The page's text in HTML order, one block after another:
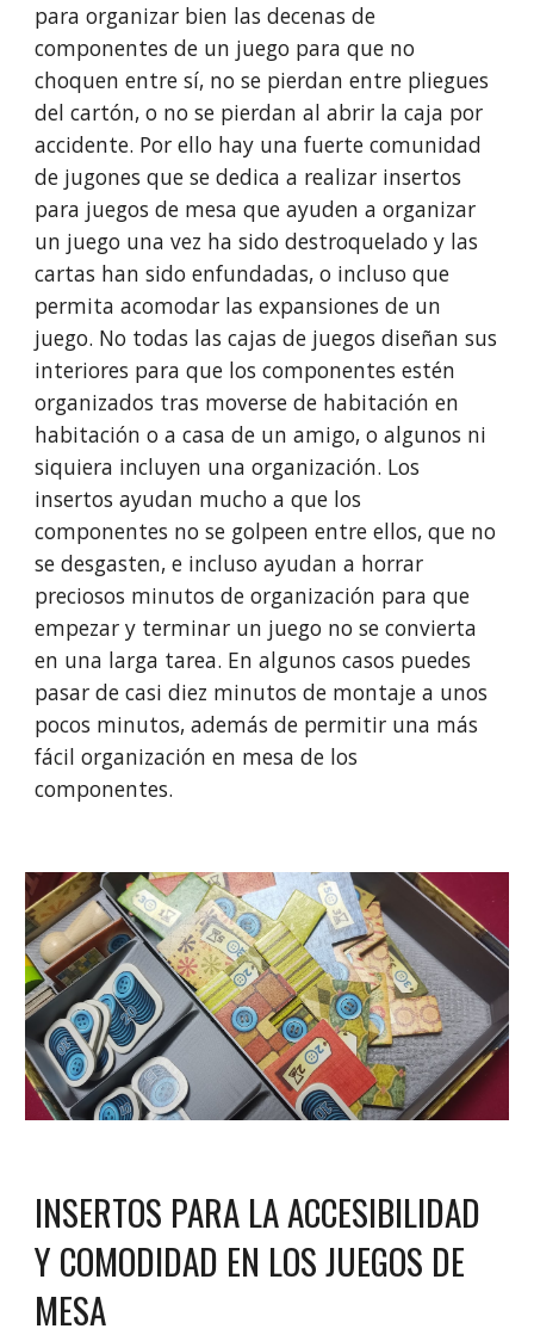
para organizar bien las decenas de
componentes de un juego para que no
choquen entre sí, no se pierdan entre pliegues
del cartón, o no se pierdan al abrir la caja por
accidente. Por ello hay una fuerte comunidad
de jugones que se dedica a realizar insertos
para juegos de mesa que ayuden a organizar
un juego una vez ha sido destroquelado y las
cartas han sido enfundadas, o incluso que
permita acomodar las expansiones de un
juego. No todas las cajas de juegos diseñan sus
interiores para que los componentes estén
organizados tras moverse de habitación en
habitación o a casa de un amigo, o algunos ni
siquiera incluyen una organización. Los
insertos ayudan mucho a que los
componentes no se golpeen entre ellos, que no
se desgasten, e incluso ayudan a horrar
preciosos minutos de organización para que
empezar y terminar un juego no se convierta
en una larga tarea. En algunos casos puedes
pasar de casi diez minutos de montaje a unos
pocos minutos, además de permitir una más
fácil organización en mesa de los
componentes.
INSERTOS PARA LA ACCESIBILIDAD
Y COMODIDAD EN LOS JUEGOS DE
MESA